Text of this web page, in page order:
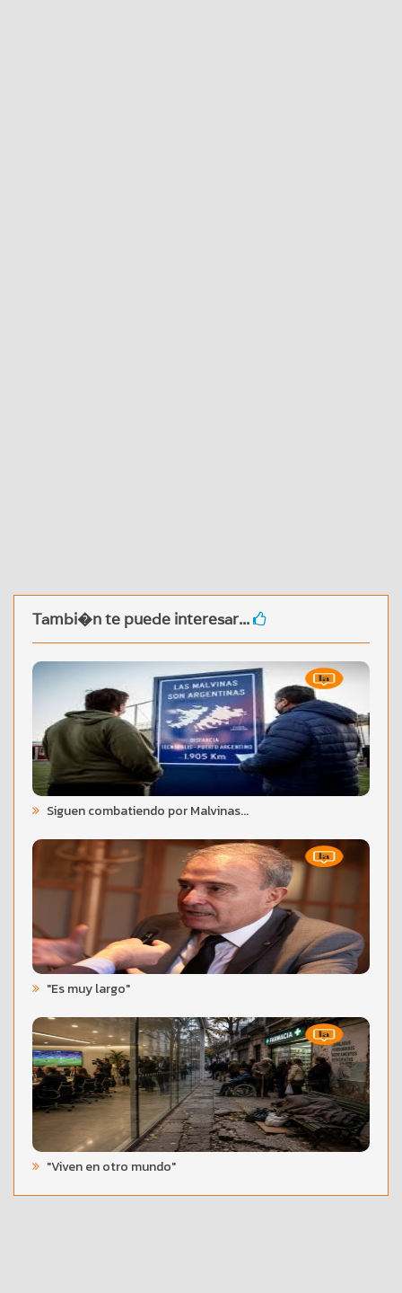
Tambi�n te puede interesar...
Siguen combatiendo por Malvinas...
"Es muy largo"
"Viven en otro mundo"